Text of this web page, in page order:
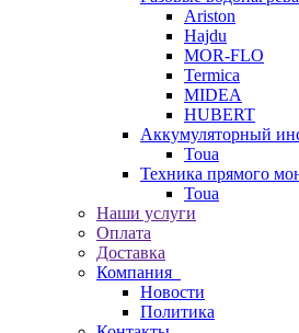
Ariston
Hajdu
MOR-FLO
Termica
MIDEA
HUBERT
Аккумуляторный
Toua
Техника прямого
Toua
Наши услуги
Оплата
Доставка
Компания
Новости
Политика